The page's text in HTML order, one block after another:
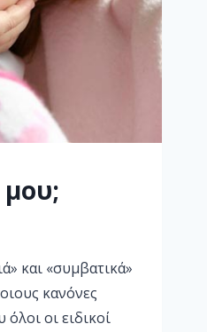
και «συμβατικά»
κανόνες
οι ειδικοί